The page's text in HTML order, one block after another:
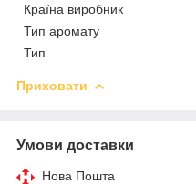
Країна виробник
Тип аромату
Тип
Приховати
Умови доставки
Нова Пошта